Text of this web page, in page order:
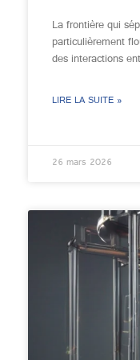
La frontière qui
particulièrement
des interactions
LIRE LA SUITE »
26 mars 2026